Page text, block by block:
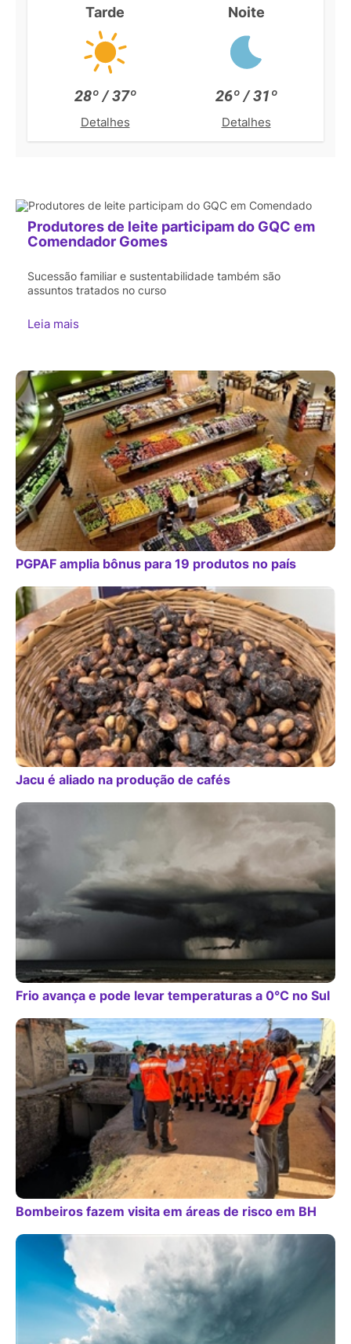
Tarde
28º / 37º
Detalhes
Noite
26º / 31º
Detalhes
Produtores de leite participam do GQC em
Comendador Gomes
Sucessão familiar e sustentabilidade também são
assuntos tratados no curso
Leia mais
PGPAF amplia bônus para 19 produtos no país
Jacu é aliado na produção de cafés
Frio avança e pode levar temperaturas a 0°C no Sul
Bombeiros fazem visita em áreas de risco em BH